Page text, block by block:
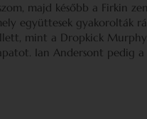
majd később a Firkin
együttesek gyakorolták
mint a Dropkick
Ian Andersont pedig